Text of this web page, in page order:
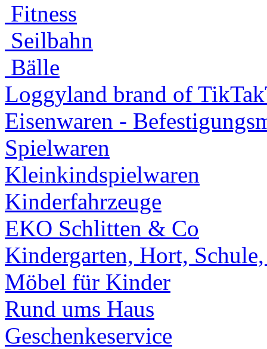
Fitness
Seilbahn
Bälle
Loggyland brand of
Eisenwaren -
Spielwaren
Kleinkindspielwaren
Kinderfahrzeuge
EKO Schlitten & Co
Kindergarten, Hort,
Möbel für Kinder
Rund ums Haus
Geschenkeservice